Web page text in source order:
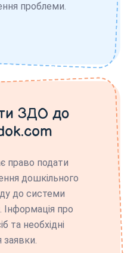
проблеми.
ЗДО до
право подати
дошкільного
до системи
Інформація про
та необхідні